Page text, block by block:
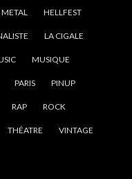
HELLFEST
LA CIGALE
MUSIQUE
PARIS PINUP
RAP ROCK
THÉATRE VINTAGE